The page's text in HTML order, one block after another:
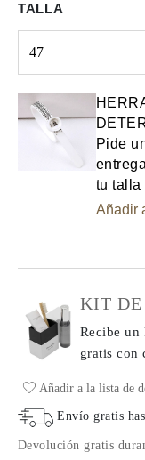
TALLA
47
Pide
tu talla
Añadir
KIT DE
Recibe un
gratis con
Añadir a la lista de
Envío gratis
Devolución gratis